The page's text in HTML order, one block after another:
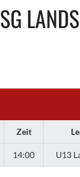
SG
Zeit
14:00 U13